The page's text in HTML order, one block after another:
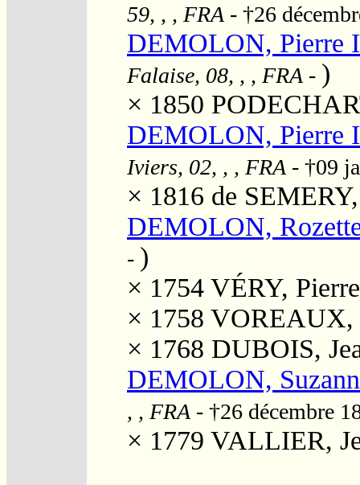
59, , , FRA - †26
DEMOLON, Pierre
Falaise, 08, , , FRA - )
× 1850
DEMOLON, Pierre
Iviers, 02, , , FRA - †09
× 1816 de
DEMOLON,
- )
× 1754 VÉRY, Pierre
× 1758 VOREAUX,
× 1768 DUBOIS,
DEMOLON,
, , FRA - †26 décembre
× 1779 VALLIER,